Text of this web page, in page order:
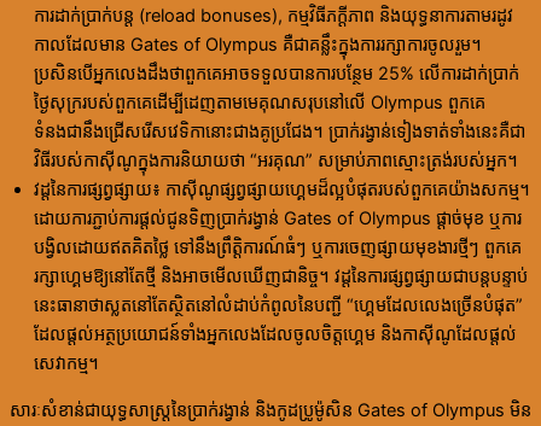
ការដាក់ប្រាក់បន្ត (reload bonuses), កម្មវិធីភក្ដីភាព និងយុទ្ធនាការតាមរដូវ
កាលដែលមាន Gates of Olympus គឺជាគន្លឹះក្នុងការរក្សាការចូលរួម។
ប្រសិនបើអ្នកលេងដឹងថាពួកគេអាចទទួលបានការបន្ថែម 25% លើការដាក់ប្រាក់
ថ្ងៃសុក្ររបស់ពួកគេដើម្បីដេញតាមមេគុណសរុបនៅលើ Olympus ពួកគេ
ទំនងជានឹងជ្រើសរើសវេទិកានោះជាងគូប្រជែង។ ប្រាក់រង្វាន់ទៀងទាត់ទាំងនេះគឺជា
វិធីរបស់កាស៊ីណូក្នុងការនិយាយថា “អរគុណ” សម្រាប់ភាពស្មោះត្រង់របស់អ្នក។
វដ្តនៃការផ្សព្វផ្សាយ៖ កាស៊ីណូផ្សព្វផ្សាយហ្គេមដ៏ល្អបំផុតរបស់ពួកគេយ៉ាងសកម្ម។
ដោយការភ្ជាប់ការផ្តល់ជូនទិញប្រាក់រង្វាន់ Gates of Olympus ផ្តាច់មុខ ឬការ
បង្វិលដោយឥតគិតថ្លៃ ទៅនឹងព្រឹត្តិការណ៍ធំៗ ឬការចេញផ្សាយមុខងារថ្មីៗ ពួកគេ
រក្សាហ្គេមឱ្យនៅតែថ្មី និងអាចមើលឃើញជានិច្ច។ វដ្តនៃការផ្សព្វផ្សាយជាបន្តបន្ទាប់
នេះធានាថាស្លតនៅតែស្ថិតនៅលំដាប់កំពូលនៃបញ្ជី “ហ្គេមដែលលេងច្រើនបំផុត”
ដែលផ្តល់អត្ថប្រយោជន៍ទាំងអ្នកលេងដែលចូលចិត្តហ្គេម និងកាស៊ីណូដែលផ្តល់
សេវាកម្ម។
សារៈសំខាន់ជាយុទ្ធសាស្ត្រនៃប្រាក់រង្វាន់ និងកូដប្រូម៉ូសិន Gates of Olympus មិន